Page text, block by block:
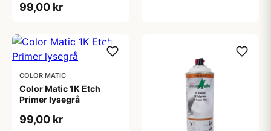
99,00 kr
COLOR MATIC
Color Matic 1K Etch
Primer lysegrå
99,00 kr